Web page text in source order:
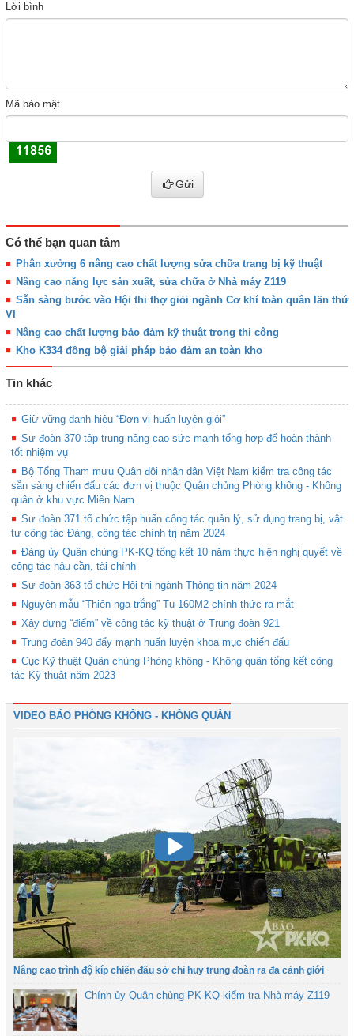
Lời bình
Mã bảo mật
Gửi
Có thể bạn quan tâm
Phân xưởng 6 nâng cao chất lượng sửa chữa trang bị kỹ thuật
Nâng cao năng lực sản xuất, sửa chữa ở Nhà máy Z119
Sẵn sàng bước vào Hội thi thợ giỏi ngành Cơ khí toàn quân lần thứ
VI
Nâng cao chất lượng bảo đảm kỹ thuật trong thi công
Kho K334 đồng bộ giải pháp bảo đảm an toàn kho
Tin khác
Giữ vững danh hiệu “Đơn vị huấn luyện giỏi”
Sư đoàn 370 tập trung nâng cao sức mạnh tổng hợp để hoàn thành
tốt nhiệm vụ
Bộ Tổng Tham mưu Quân đội nhân dân Việt Nam kiểm tra công tác
sẵn sàng chiến đấu các đơn vị thuộc Quân chủng Phòng không - Không
quân ở khu vực Miền Nam
Sư đoàn 371 tổ chức tập huấn công tác quản lý, sử dụng trang bị, vật
tư công tác Đảng, công tác chính trị năm 2024
Đảng ủy Quân chủng PK-KQ tổng kết 10 năm thực hiện nghị quyết về
công tác hậu cần, tài chính
Sư đoàn 363 tổ chức Hội thi ngành Thông tin năm 2024
Nguyên mẫu “Thiên nga trắng” Tu-160M2 chính thức ra mắt
Xây dựng “điểm” về công tác kỹ thuật ở Trung đoàn 921
Trung đoàn 940 đẩy mạnh huấn luyện khoa mục chiến đấu
Cục Kỹ thuật Quân chủng Phòng không - Không quân tổng kết công
tác Kỹ thuật năm 2023
VIDEO BÁO PHÒNG KHÔNG - KHÔNG QUÂN
Nâng cao trình độ kíp chiến đấu sở chỉ huy trung đoàn ra đa cảnh giới
Chính ủy Quân chủng PK-KQ kiểm tra Nhà máy Z119